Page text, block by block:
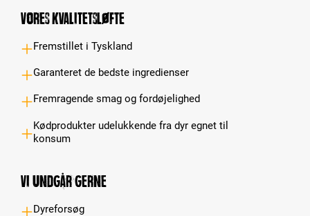
Vores kvalitetsløfte
Fremstillet i Tyskland
Garanteret de bedste ingredienser
Fremragende smag og fordøjelighed
Kødprodukter udelukkende fra dyr egnet til
konsum
Vi undgår gerne
Dyreforsøg